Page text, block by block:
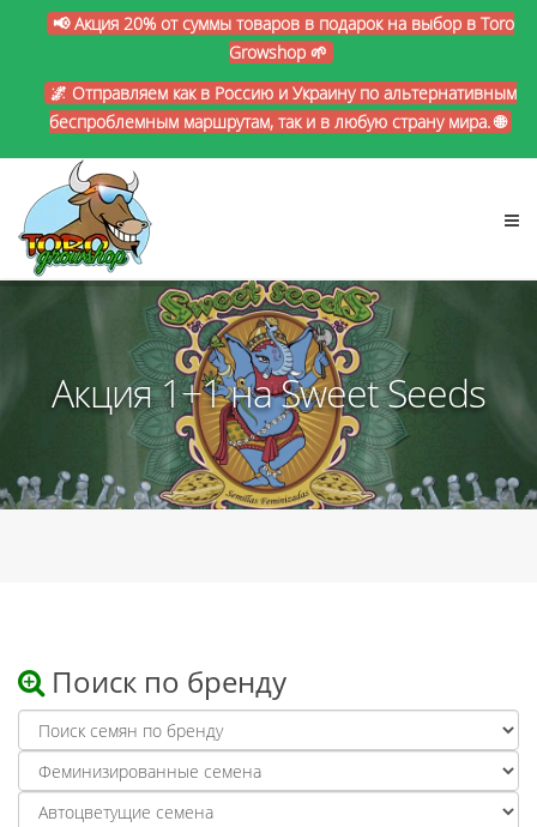
📢 Акция 20% от суммы товаров в подарок на выбор в Toro
Growshop 🌱
🌌 Отправляем как в Россию и Украину по альтернативным
беспроблемным маршрутам, так и в любую страну мира. 🌐
Акция 1+1 на Sweet Seeds
Поиск по бренду